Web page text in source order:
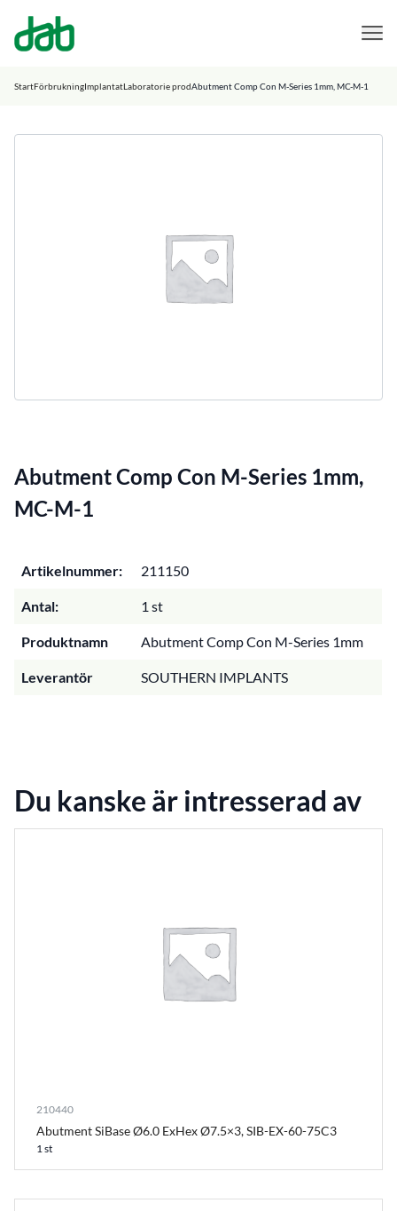
DAB Dental
StartFörbrukningImplantatLaboratorie prodAbutment Comp Con M-Series 1mm, MC-M-1
Abutment Comp Con M-Series 1mm,
MC-M-1
Artikelnummer: 211150
Antal: 1 st
Produktnamn Abutment Comp Con M-Series 1mm
Leverantör SOUTHERN IMPLANTS
Du kanske är intresserad av
210440
Abutment SiBase Ø6.0 ExHex Ø7.5×3, SIB-EX-60-75C3
1 st